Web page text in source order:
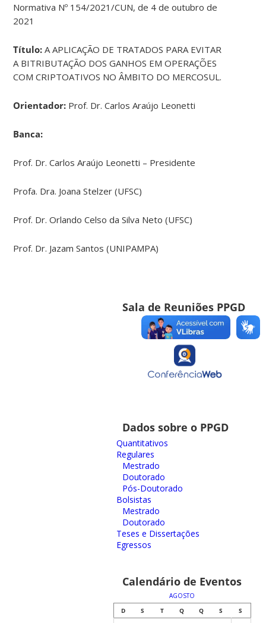
Normativa Nº 154/2021/CUN, de 4 de outubro de
2021
Título:A APLICAÇÃO DE TRATADOS PARA EVITAR
A BITRIBUTAÇÃO DOS GANHOS EM OPERAÇÕES
COM CRIPTOATIVOS NO ÂMBITO DO MERCOSUL.
Orientador: Prof. Dr. Carlos Araújo Leonetti
Banca:
Prof. Dr. Carlos Araújo Leonetti – Presidente
Profa. Dra. Joana Stelzer (UFSC)
Prof. Dr. Orlando Celso da Silva Neto (UFSC)
Prof. Dr. Jazam Santos (UNIPAMPA)
Sala de Reuniões PPGD
Dados sobre o PPGD
Quantitativos
Regulares
Mestrado
Doutorado
Pós-Doutorado
Bolsistas
Mestrado
Doutorado
Teses e Dissertações
Egressos
Calendário de Eventos
AGOSTO
D
S T Q Q S S